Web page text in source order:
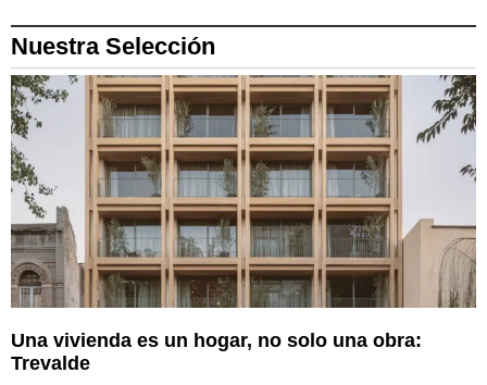
Nuestra Selección
Una vivienda es un hogar, no solo una obra:
Trevalde